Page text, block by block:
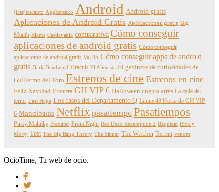
(Des)encanto AggRetsuko Android Android gratis
Aplicaciones de Android Gratis Aplicaciones gratis Big
Mouth Blame Castlevania comparativa Cómo conseguir
aplicaciones de android gratis Cómo conseguir
aplicaciones de android gratis Vol 35 Cómo conseguir apps de android
gratis Dark Deadwind Dracula El Alienista El gabinete de curiosidades de
Guillermo del Toro Estrenos de cine Estrenos en cine
Feliz Navidad Frontera GH VIP 6 Halloween cuenta atrás La calle del
terror Last Hope Los casos del Departamento Q Límite 48 Horas de GH VIP
6 Mandíbulas Netflix pasatiempo Pasatiempos
Pinky Malinky Predator Prom Night Red Dead Redemption 2 Requiem Rick y
Morty Test The Big Bang Theory The Sinner The Witcher Torrent Venom
OcioTime, Tu web de ocio.